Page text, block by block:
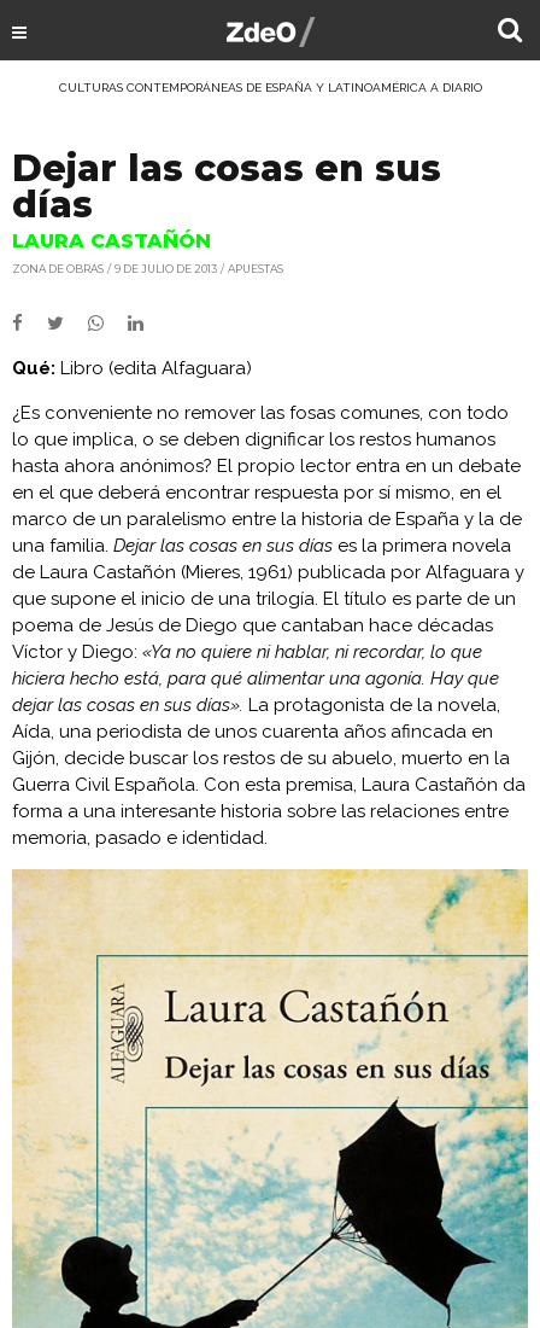
CULTURAS CONTEMPORÁNEAS DE ESPAÑA Y LATINOAMÉRICA A DIARIO
Dejar las cosas en sus
días
LAURA CASTAÑÓN
ZONA DE OBRAS 9 DE JULIO DE 2013 APUESTAS
Qué: Libro (edita Alfaguara)
¿Es conveniente no remover las fosas comunes, con todo
lo que implica, o se deben dignificar los restos humanos
hasta ahora anónimos? El propio lector entra en un debate
en el que deberá encontrar respuesta por sí mismo, en el
marco de un paralelismo entre la historia de España y la de
una familia. Dejar las cosas en sus días es la primera novela
de Laura Castañón (Mieres, 1961) publicada por Alfaguara y
que supone el inicio de una trilogía. El título es parte de un
poema de Jesús de Diego que cantaban hace décadas
Víctor y Diego: «Ya no quiere ni hablar, ni recordar, lo que
hiciera hecho está, para qué alimentar una agonía. Hay que
dejar las cosas en sus días». La protagonista de la novela,
Aída, una periodista de unos cuarenta años afincada en
Gijón, decide buscar los restos de su abuelo, muerto en la
Guerra Civil Española. Con esta premisa, Laura Castañón da
forma a una interesante historia sobre las relaciones entre
memoria, pasado e identidad.